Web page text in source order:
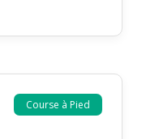
Course à Pied